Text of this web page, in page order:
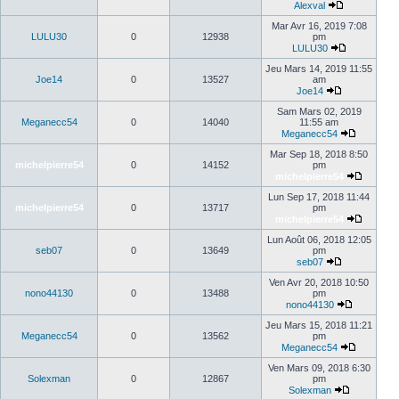
Alexval
LULU30 0 12938
Mar Avr 16, 2019 7:08
pm
LULU30
Joe14 0 13527
Jeu Mars 14, 2019 11:55
am
Joe14
Meganecc54 0 14040
Sam Mars 02, 2019
11:55 am
Meganecc54
michelpierre54 0 14152
Mar Sep 18, 2018 8:50
pm
michelpierre54 0 13717
Lun Sep 17, 2018 11:44
pm
seb07 0 13649
Lun Août 06, 2018 12:05
pm
seb07
nono44130 0 13488
Ven Avr 20, 2018 10:50
pm
nono44130
Meganecc54 0 13562
Jeu Mars 15, 2018 11:21
pm
Meganecc54
Solexman 0 12867
Ven Mars 09, 2018 6:30
pm
Solexman